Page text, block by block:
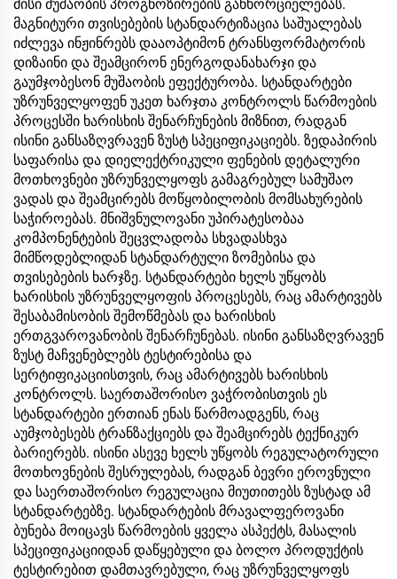
მისი მუშაობის პროგნოზირების განხორციელებას.
მაგნიტური თვისებების სტანდარტიზაცია საშუალებას
იძლევა ინჟინრებს დააოპტიმონ ტრანსფორმატორის
დიზაინი და შეამცირონ ენერგოდანახარჯი და
გაუმჯობესონ მუშაობის ეფექტურობა. სტანდარტები
უზრუნველყოფენ უკეთ ხარჯთა კონტროლს წარმოების
პროცესში ხარისხის შენარჩუნების მიზნით, რადგან
ისინი განსაზღვრავენ ზუსტ სპეციფიკაციებს. ზედაპირის
საფარისა და დიელექტრიკული ფენების დეტალური
მოთხოვნები უზრუნველყოფს გამაგრებულ სამუშაო
ვადას და შეამცირებს მოწყობილობის მომსახურების
საჭიროებას. მნიშვნულოვანი უპირატესობაა
კომპონენტების შეცვლადობა სხვადასხვა
მიმწოდებლიდან სტანდარტული ზომებისა და
თვისებების ხარჯზე. სტანდარტები ხელს უწყობს
ხარისხის უზრუნველყოფის პროცესებს, რაც ამარტივებს
შესაბამისობის შემოწმებას და ხარისხის
ერთგვაროვანობის შენარჩუნებას. ისინი განსაზღვრავენ
ზუსტ მაჩვენებლებს ტესტირებისა და
სერტიფიკაციისთვის, რაც ამარტივებს ხარისხის
კონტროლს. საერთაშორისო ვაჭრობისთვის ეს
სტანდარტები ერთიან ენას წარმოადგენს, რაც
აუმჯობესებს ტრანზაქციებს და შეამცირებს ტექნიკურ
ბარიერებს. ისინი ასევე ხელს უწყობს რეგულატორული
მოთხოვნების შესრულებას, რადგან ბევრი ეროვნული
და საერთაშორისო რეგულაცია მიუთითებს ზუსტად ამ
სტანდარტებზე. სტანდარტების მრავალფეროვანი
ბუნება მოიცავს წარმოების ყველა ასპექტს, მასალის
სპეციფიკაციიდან დაწყებული და ბოლო პროდუქტის
ტესტირებით დამთავრებული, რაც უზრუნველყოფს